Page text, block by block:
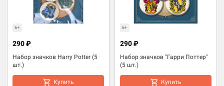
6+
Набор значков Harry Potter (5
шт.)
290 ₽
Купить
6+
Набор значков "Гарри Поттер"
(5 шт.)
290 ₽
Купить